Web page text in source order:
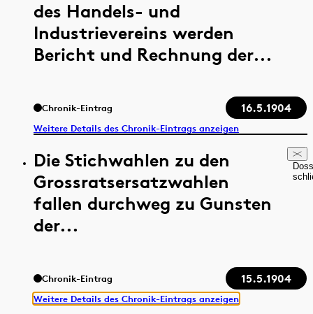
des Handels- und
Industrievereins werden
Bericht und Rechnung der...
Chronik-Eintrag 16.5.1904
Weitere Details des Chronik-Eintrags anzeigen
Die Stichwahlen zu den
Grossratsersatzwahlen
fallen durchweg zu Gunsten
der...
Chronik-Eintrag 15.5.1904
Weitere Details des Chronik-Eintrags anzeigen